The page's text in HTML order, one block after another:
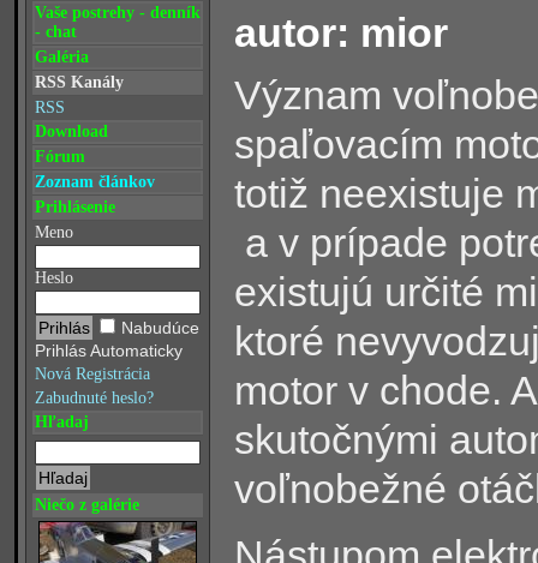
Vaše postrehy - denník
- chat
Galéria
RSS Kanály
RSS
Download
Fórum
Zoznam článkov
Prihlásenie
Meno
Heslo
Nabudúce
Prihlás Automaticky
Nová Registrácia
Zabudnuté heslo?
Hľadaj
Niečo z galérie
autor: mior
Význam
spaľovacím
totiž neexistuje
a v prípade
existujú určité
ktoré
motor v chode.
skutočnými
voľnobežné